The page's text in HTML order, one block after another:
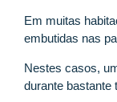
Em muitas
embutidas nas
Nestes casos,
durante bastante